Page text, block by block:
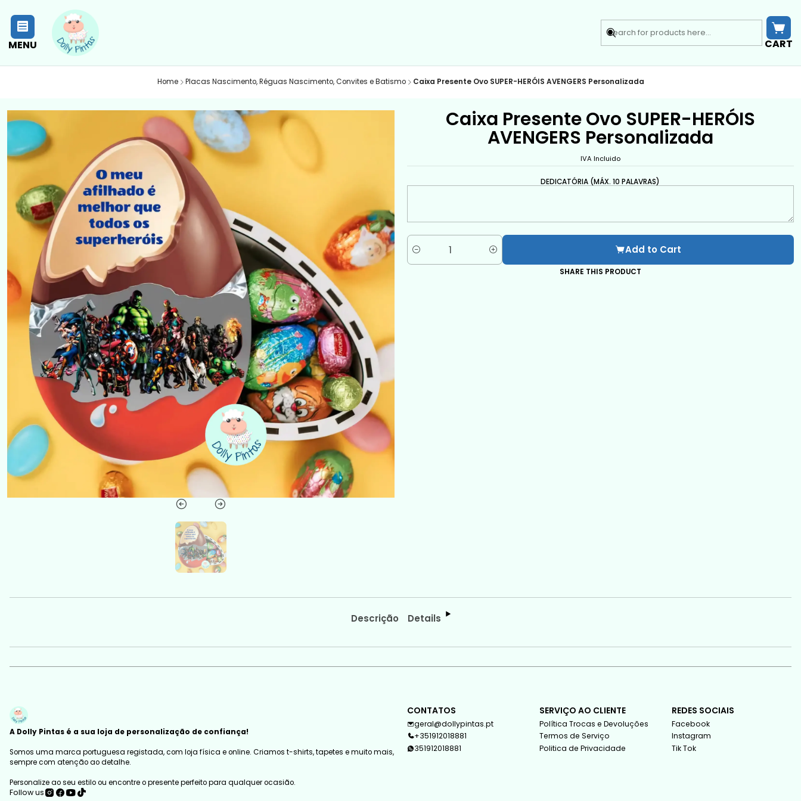
MENU CART
Home Placas Nascimento, Réguas Nascimento, Convites e Batismo Caixa Presente Ovo SUPER-HERÓIS AVENGERS Personalizada
Caixa Presente Ovo SUPER-HERÓIS
AVENGERS Personalizada
IVA Incluido
DEDICATÓRIA (MÁX. 10 PALAVRAS)
Quantity Add to Cart
SHARE THIS PRODUCT
Descrição Details
A Dolly Pintas é a sua loja de personalização de confiança!
Somos uma marca portuguesa registada, com loja física e online. Criamos t-shirts, tapetes e muito mais,
sempre com atenção ao detalhe.
Personalize ao seu estilo ou encontre o presente perfeito para qualquer ocasião.
Follow us
CONTATOS
geral@dollypintas.pt
+351912018881
351912018881
SERVIÇO AO CLIENTE
Política Trocas e Devoluções
Termos de Serviço
Politica de Privacidade
REDES SOCIAIS
Facebook
Instagram
Tik Tok